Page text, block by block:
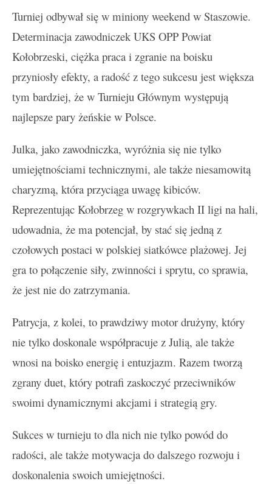
Turniej odbywał się w miniony weekend w Staszowie.
Determinacja zawodniczek UKS OPP Powiat
Kołobrzeski, ciężka praca i zgranie na boisku
przyniosły efekty, a radość z tego sukcesu jest większa
tym bardziej, że w Turnieju Głównym występują
najlepsze pary żeńskie w Polsce.
Julka, jako zawodniczka, wyróżnia się nie tylko
umiejętnościami technicznymi, ale także niesamowitą
charyzmą, która przyciąga uwagę kibiców.
Reprezentując Kołobrzeg w rozgrywkach II ligi na hali,
udowadnia, że ma potencjał, by stać się jedną z
czołowych postaci w polskiej siatkówce plażowej. Jej
gra to połączenie siły, zwinności i sprytu, co sprawia,
że jest nie do zatrzymania.
Patrycja, z kolei, to prawdziwy motor drużyny, który
nie tylko doskonale współpracuje z Julią, ale także
wnosi na boisko energię i entuzjazm. Razem tworzą
zgrany duet, który potrafi zaskoczyć przeciwników
swoimi dynamicznymi akcjami i strategią gry.
Sukces w turnieju to dla nich nie tylko powód do
radości, ale także motywacja do dalszego rozwoju i
doskonalenia swoich umiejętności.